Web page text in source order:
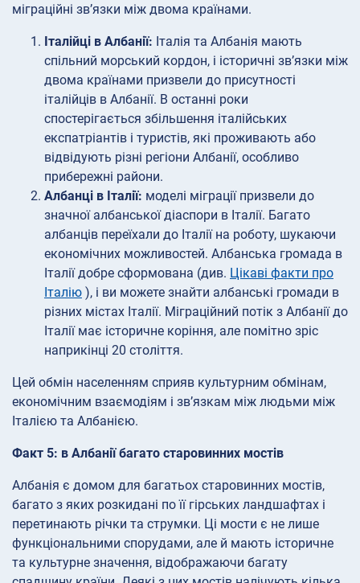
міграційні зв’язки між двома країнами.
Італійці в Албанії: Італія та Албанія мають
спільний морський кордон, і історичні зв’язки між
двома країнами призвели до присутності
італійців в Албанії. В останні роки
спостерігається збільшення італійських
експатріантів і туристів, які проживають або
відвідують різні регіони Албанії, особливо
прибережні райони.
Албанці в Італії: моделі міграції призвели до
значної албанської діаспори в Італії. Багато
албанців переїхали до Італії на роботу, шукаючи
економічних можливостей. Албанська громада в
Італії добре сформована (див. Цікаві факти про
Італію ), і ви можете знайти албанські громади в
різних містах Італії. Міграційний потік з Албанії до
Італії має історичне коріння, але помітно зріс
наприкінці 20 століття.
Цей обмін населенням сприяв культурним обмінам,
економічним взаємодіям і зв’язкам між людьми між
Італією та Албанією.
Факт 5: в Албанії багато старовинних мостів
Албанія є домом для багатьох старовинних мостів,
багато з яких розкидані по її гірських ландшафтах і
перетинають річки та струмки. Ці мости є не лише
функціональними спорудами, але й мають історичне
та культурне значення, відображаючи багату